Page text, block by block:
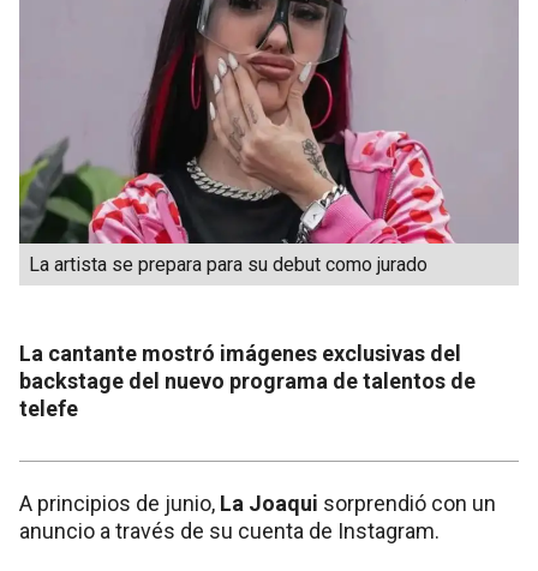
La artista se prepara para su debut como jurado
La cantante mostró imágenes exclusivas del
backstage del nuevo programa de talentos de
telefe
A principios de junio, La Joaqui sorprendió con un
anuncio a través de su cuenta de Instagram.